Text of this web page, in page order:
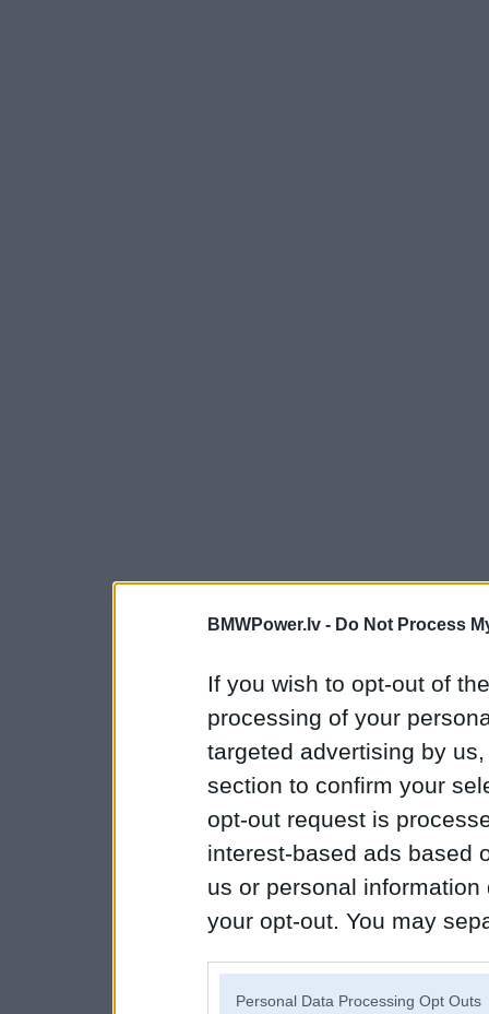
BMWPower.lv - Do Not Process
If you wish to opt-out of
processing of your
targeted advertising by
section to confirm your
opt-out request is
interest-based ads based
us or personal
your opt-out. You may
Personal Data Processing Opt Outs